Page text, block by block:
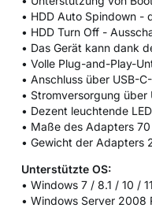
• HDD Auto Spindown -
• HDD Turn Off -
• Das Gerät kann dank
• Volle Plug-and-Play-
• Anschluss über USB-
• Stromversorgung über
• Dezent leuchtende
• Maße des Adapters
• Gewicht der Adapters
Unterstützte OS:
• Windows 7 / 8.1 / 10 /
• Windows Server 2008